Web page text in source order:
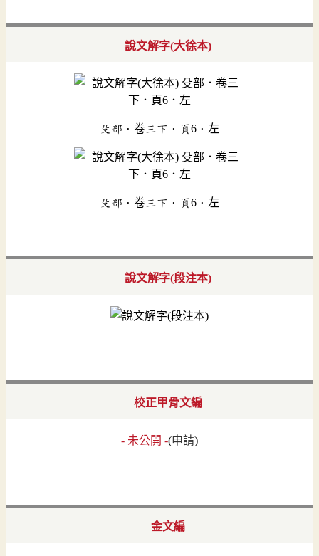
說文解字(大徐本)
殳部．卷三下．頁6．左
殳部．卷三下．頁6．左
說文解字(段注本)
校正甲骨文編
- 未公開 -(申請)
金文編